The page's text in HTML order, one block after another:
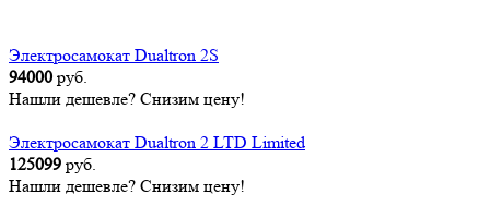
Электросамокат Dualtron 2S
94000 руб.
Нашли дешевле? Снизим цену!
Электросамокат Dualtron 2 LTD Limited
125099 руб.
Нашли дешевле? Снизим цену!